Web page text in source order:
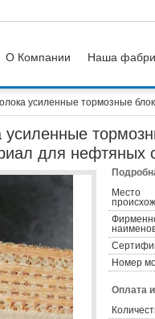
О Компании Наша
усиленные тормозные
для нефтяных
Место
Номер
Оплата